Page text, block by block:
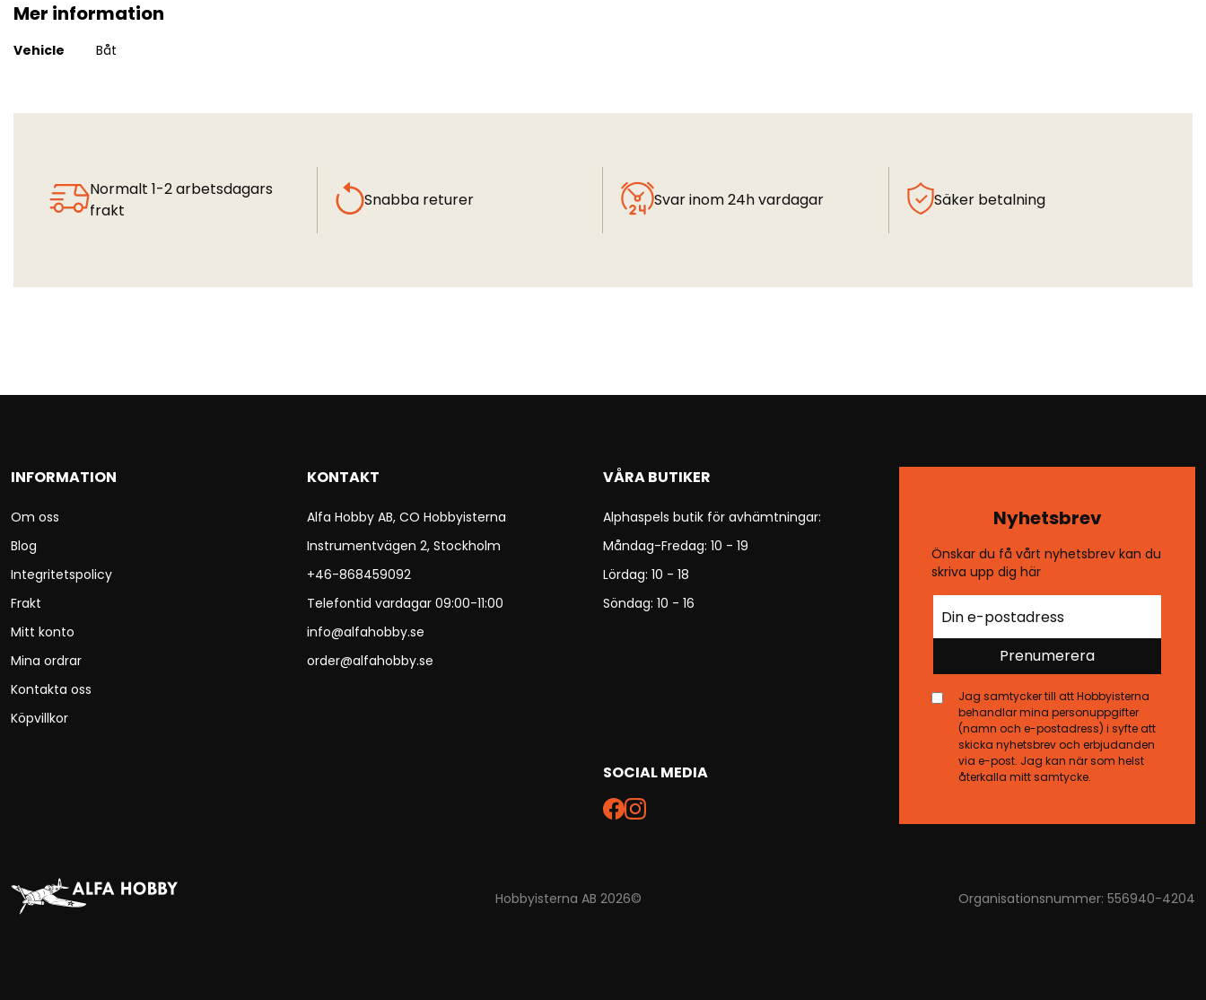
Mer information
Mer
Vehicle Båt
Normalt 1-2 arbetsdagars
frakt
Snabba returer Svar inom 24h vardagar Säker betalning
INFORMATION
Om oss
Blog
Integritetspolicy
Frakt
Mitt konto
Mina ordrar
Kontakta oss
Köpvillkor
KONTAKT
Alfa Hobby AB, CO Hobbyisterna
Instrumentvägen 2, Stockholm
+46-868459092
Telefontid vardagar 09:00-11:00
info@alfahobby.se
order@alfahobby.se
VÅRA BUTIKER
Alphaspels butik för avhämtningar:
Måndag-Fredag: 10 - 19
Lördag: 10 - 18
Söndag: 10 - 16
SOCIAL MEDIA
Nyhetsbrev
Önskar du få vårt nyhetsbrev kan du
skriva upp dig här
Prenumerera
Jag samtycker till att Hobbyisterna
behandlar mina personuppgifter
(namn och e-postadress) i syfte att
skicka nyhetsbrev och erbjudanden
via e-post. Jag kan när som helst
återkalla mitt samtycke.
Hobbyisterna AB 2026© Organisationsnummer: 556940-4204